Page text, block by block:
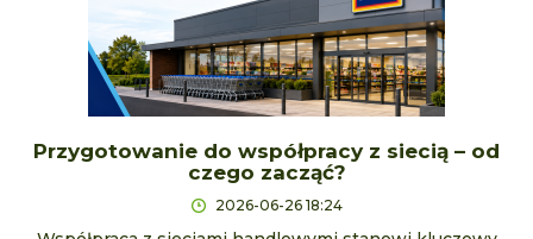
Przygotowanie do współpracy z siecią – od
czego zacząć?
2026-06-26 18:24